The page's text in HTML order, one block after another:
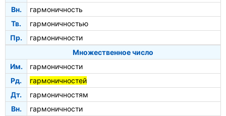
Вн.
гармоничность
Тв.
гармоничностью
Пр.
гармоничности
Множественное число
Им.
гармоничности
Рд.
гармоничностей
Дт.
гармоничностям
Вн.
гармоничности